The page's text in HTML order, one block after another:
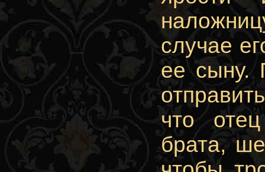
случае
ее сыну.
что
брата,